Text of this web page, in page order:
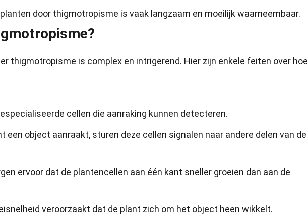
door thigmotropisme is vaak langzaam en moeilijk waarneembaar.
thigmotropisme is complex en intrigerend. Hier zijn enkele feiten over hoe
cellen die aanraking kunnen detecteren.
een object aanraakt, sturen deze cellen signalen naar andere delen van de
ervoor dat de plantencellen aan één kant sneller groeien dan aan de
veroorzaakt dat de plant zich om het object heen wikkelt.